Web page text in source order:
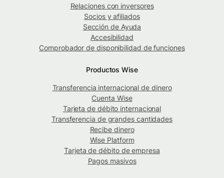
Relaciones con inversores
Socios y afiliados
Sección de Ayuda
Accesibilidad
Comprobador de disponibilidad de funciones
Productos Wise
Transferencia internacional de dinero
Cuenta Wise
Tarjeta de débito internacional
Transferencia de grandes cantidades
Recibe dinero
Wise Platform
Tarjeta de débito de empresa
Pagos masivos